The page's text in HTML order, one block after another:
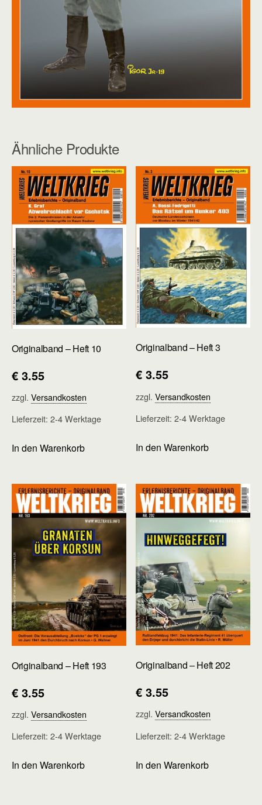
Ähnliche Produkte
Originalband – Heft 10
€ 3.55
zzgl. Versandkosten
Lieferzeit: 2-4 Werktage
In den Warenkorb
Originalband – Heft 3
€ 3.55
zzgl.Versandkosten
Lieferzeit:2-4 Werktage
In den Warenkorb
Originalband – Heft 193
€ 3.55
zzgl. Versandkosten
Lieferzeit: 2-4 Werktage
In den Warenkorb
Originalband – Heft 202
€ 3.55
zzgl.Versandkosten
Lieferzeit:2-4 Werktage
In den Warenkorb